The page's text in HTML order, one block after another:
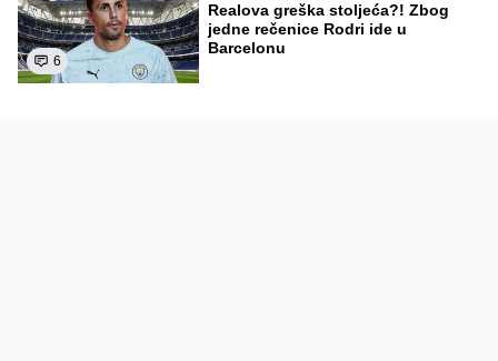
6
Realova greška stoljeća?! Zbog
jedne rečenice Rodri ide u
Barcelonu